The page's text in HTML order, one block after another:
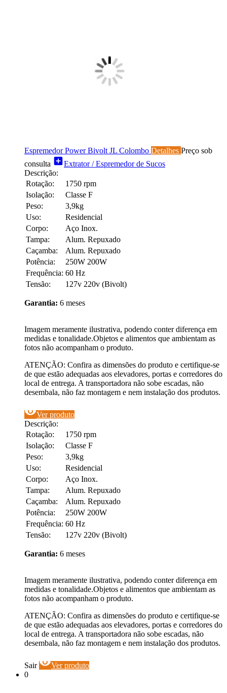
Espremedor Power Bivolt JL Colombo Detalhes Preço sob
consulta add_boxExtrator / Espremedor de Sucos
Descrição:
Rotação:
1750 rpm
Isolação:
Classe F
Peso:
3,9kg
Uso:
Residencial
Corpo:
Aço Inox.
Tampa:
Alum. Repuxado
Caçamba:
Alum. Repuxado
Potência:
250W 200W
Frequência: 60 Hz
Tensão:
127v 220v (Bivolt)
Garantia: 6 meses
Imagem meramente ilustrativa, podendo conter diferença em
medidas e tonalidade.Objetos e alimentos que ambientam as
fotos não acompanham o produto.
ATENÇÃO: Confira as dimensões do produto e certifique-se
de que estão adequadas aos elevadores, portas e corredores do
local de entrega. A transportadora não sobe escadas, não
desembala, não faz montagem e nem instalação dos produtos.
visibilityVer produto
Descrição:
Rotação:
1750 rpm
Isolação:
Classe F
Peso:
3,9kg
Uso:
Residencial
Corpo:
Aço Inox.
Tampa:
Alum. Repuxado
Caçamba:
Alum. Repuxado
Potência:
250W 200W
Frequência: 60 Hz
Tensão:
127v 220v (Bivolt)
Garantia: 6 meses
Imagem meramente ilustrativa, podendo conter diferença em
medidas e tonalidade.Objetos e alimentos que ambientam as
fotos não acompanham o produto.
ATENÇÃO: Confira as dimensões do produto e certifique-se
de que estão adequadas aos elevadores, portas e corredores do
local de entrega. A transportadora não sobe escadas, não
desembala, não faz montagem e nem instalação dos produtos.
Sair visibilityVer produto
0